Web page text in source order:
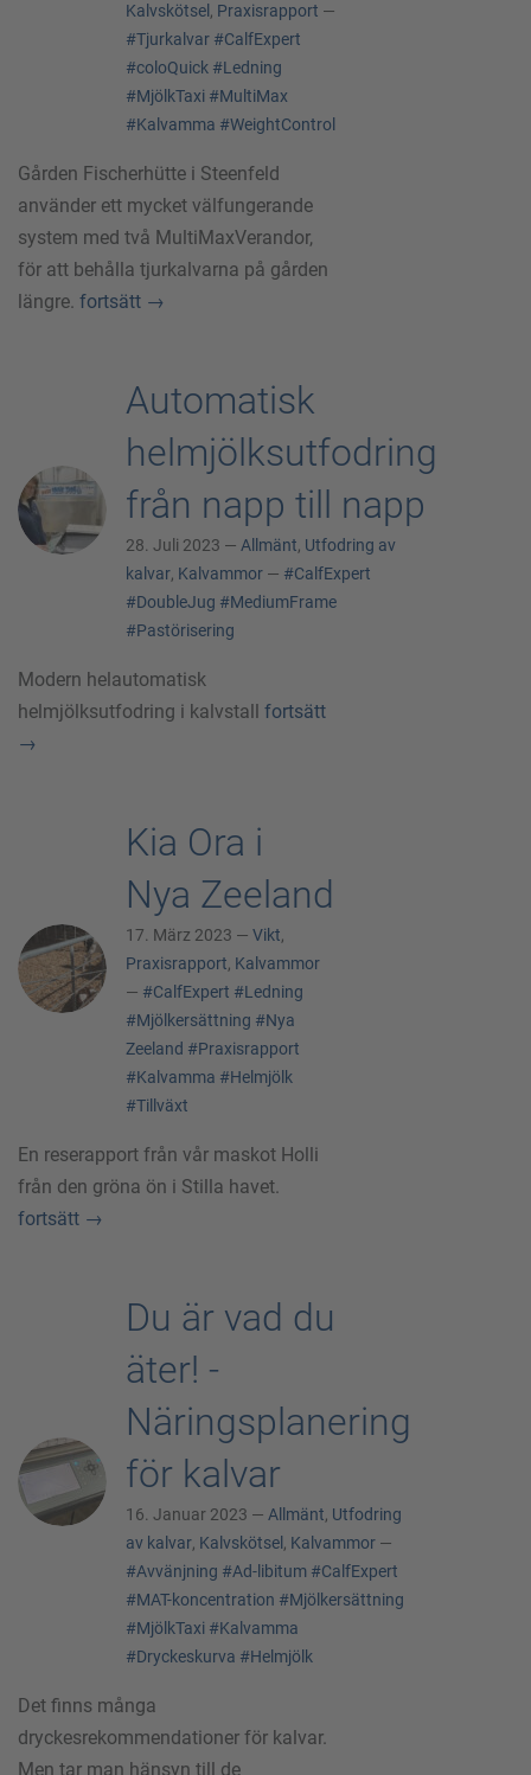
Kalvskötsel , Praxisrapport —
#Tjurkalvar #CalfExpert
#coloQuick #Ledning
#MjölkTaxi #MultiMax
#Kalvamma #WeightControl
Gården Fischerhütte i Steenfeld
använder ett mycket välfungerande
system med två MultiMaxVerandor,
för att behålla tjurkalvarna på gården
längre. fortsätt →
Automatisk
helmjölksutfodring
från napp till napp
28. Juli 2023 — Allmänt, Utfodring av
kalvar, Kalvammor — #CalfExpert
#DoubleJug #MediumFrame
#Pastörisering
Modern helautomatisk
helmjölksutfodring i kalvstall fortsätt
→
Kia Ora i
Nya Zeeland
17. März 2023 — Vikt,
Praxisrapport, Kalvammor
— #CalfExpert #Ledning
#Mjölkersättning #Nya
Zeeland #Praxisrapport
#Kalvamma #Helmjölk
#Tillväxt
En reserapport från vår maskot Holli
från den gröna ön i Stilla havet.
fortsätt →
Du är vad du
äter! -
Näringsplanering
för kalvar
16. Januar 2023 — Allmänt, Utfodring
av kalvar, Kalvskötsel , Kalvammor —
#Avvänjning #Ad-libitum #CalfExpert
#MAT-koncentration #Mjölkersättning
#MjölkTaxi #Kalvamma
#Dryckeskurva #Helmjölk
Det finns många
dryckesrekommendationer för kalvar.
Men tar man hänsyn till de